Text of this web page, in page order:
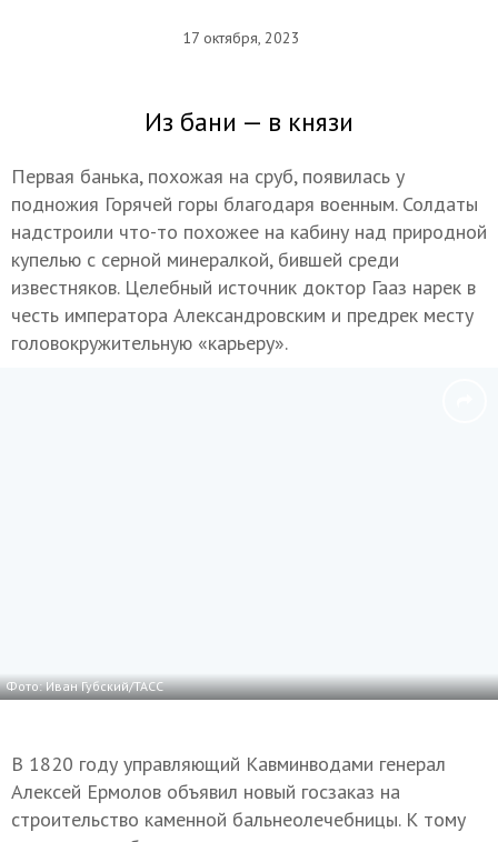
17 октября, 2023
Из бани — в князи
Первая банька, похожая на сруб, появилась у
подножия Горячей горы благодаря военным. Солдаты
надстроили что-то похожее на кабину над природной
купелью с серной минералкой, бившей среди
известняков. Целебный источник доктор Гааз нарек в
честь императора Александровским и предрек месту
головокружительную «карьеру».
Фото: Иван Губский/ТАСС
В 1820 году управляющий Кавминводами генерал
Алексей Ермолов объявил новый госзаказ на
строительство каменной бальнеолечебницы. К тому